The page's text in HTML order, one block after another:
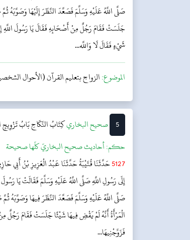
صَلَّى اللَّهُ عَلَيْهِ وَسَلَّمَ فَصَعَّدَ النَّظَرَ إِلَيْهَا وَصَوَّبَهُ
جَلَسَتْ فَقَامَ رَجُلٌ مِنْ أَصْحَابِهِ فَقَالَ يَا رَسُولَ
شَيْءٍ فَقَالَ لَا وَاللَّه...
الموضوع:الزواج بتعليم القرآن (الأحوال
5 ‌‌صحيح البخاريكِتَابُ النِّكَاحِبَابُ تَزْوِيجِ
حکم:أحاديث صحيح البخاريّ كلّها صحيحة
5127حَدَّثَنَا قُتَيْبَةُ حَدَّثَنَا عَبْدُ الْعَزِيزِ بْنُ أَبِي
إِلَى رَسُولِ اللَّهِ صَلَّى اللَّهُ عَلَيْهِ وَسَلَّمَ فَقَالَتْ يَا
صَلَّى اللَّهُ عَلَيْهِ وَسَلَّمَ فَصَعَّدَ النَّظَرَ فِيهَا وَصَوَّبَهُ
الْمَرْأَةُ أَنَّهُ لَمْ يَقْضِ فِيهَا شَيْئًا جَلَسَتْ فَقَامَ رَجُلٌ
فَزَوِّجْنِيهَا...